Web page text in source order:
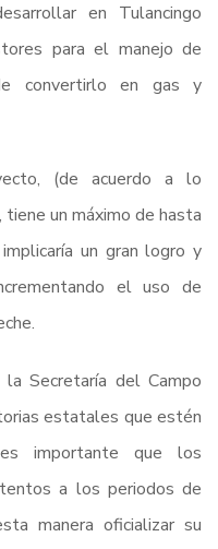
en Tulancingo
para el manejo de
convertirlo en gas y
(de acuerdo a lo
un máximo de hasta
un gran logro y
el uso de
Secretaría del Campo
estatales que estén
importante que los
a los periodos de
manera oficializar su